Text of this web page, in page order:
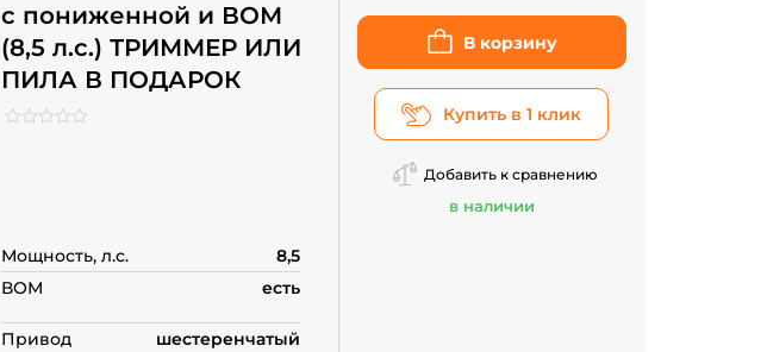
с пониженной и ВОМ
(8,5 л.с.) ТРИММЕР ИЛИ
ПИЛА В ПОДАРОК
пользователей
Мощность, л.с.
8,5
ВОМ есть
Привод шестеренчатый
В корзину
Купить в 1 клик
Добавить к сравнению
в наличии